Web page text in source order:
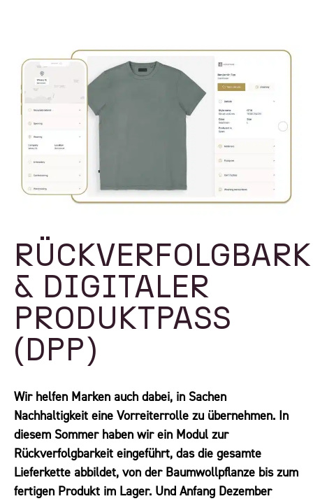
& DIGITALER
PRODUKTPASS
(DPP)
Wir helfen Marken auch dabei, in Sachen
Nachhaltigkeit eine Vorreiterrolle zu übernehmen. In
diesem Sommer haben wir ein Modul zur
Rückverfolgbarkeit eingeführt, das die gesamte
Lieferkette abbildet, von der Baumwollpflanze bis zum
fertigen Produkt im Lager. Und Anfang Dezember